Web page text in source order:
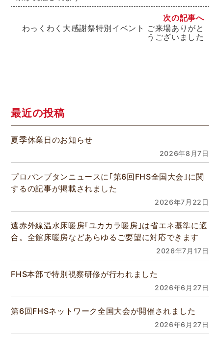
次の記事へ
わっくわく大感謝祭特別イベント ご来場ありがと
うございました
最近の投稿
夏季休業日のお知らせ
2026年8月7日
プロパンブタンニュースに｢第6回FHS全国大会｣に関
するの記事が掲載されました
2026年7月22日
遠赤外線温水床暖房｢ユカカラ暖房｣は省エネ基準に適
合。全館床暖房などあらゆるご要望に対応できます
2026年7月17日
FHS本部で特別視察研修が行われました
2026年6月27日
第6回FHSネットワーク全国大会が開催されました
2026年6月27日